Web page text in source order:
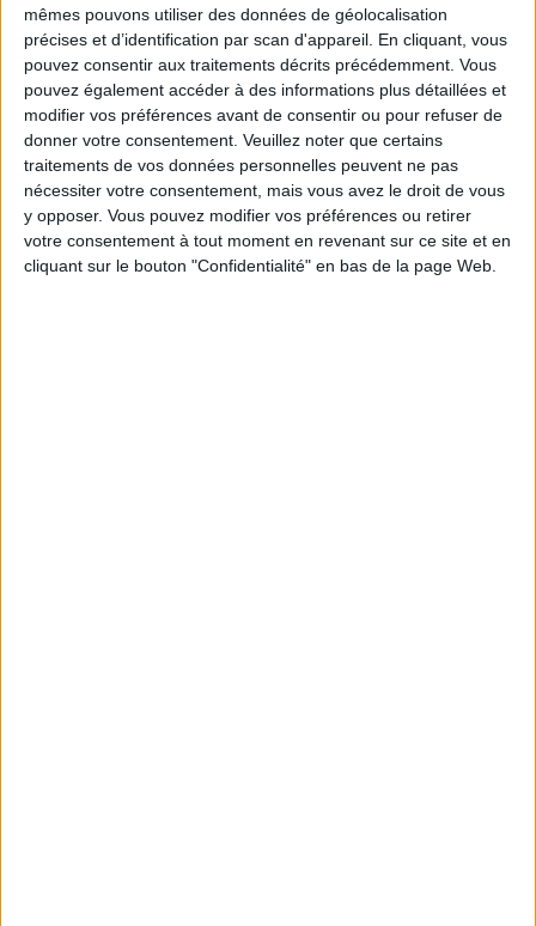
mêmes pouvons utiliser des données de géolocalisation
précises et d’identification par scan d'appareil. En cliquant, vous
pouvez consentir aux traitements décrits précédemment. Vous
pouvez également accéder à des informations plus détaillées et
modifier vos préférences avant de consentir ou pour refuser de
donner votre consentement. Veuillez noter que certains
traitements de vos données personnelles peuvent ne pas
nécessiter votre consentement, mais vous avez le droit de vous
y opposer. Vous pouvez modifier vos préférences ou retirer
votre consentement à tout moment en revenant sur ce site et en
cliquant sur le bouton "Confidentialité" en bas de la page Web.
Combien de kilos souhaitez-vous perdre ?
Moins de
5 kilos
De 5 à 10
kilos
Plus de
10 kilos